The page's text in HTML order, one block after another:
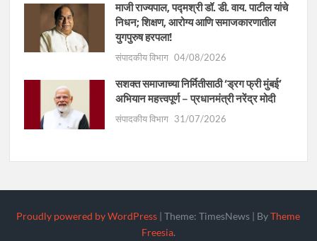
माजी राज्यपाल, पद्मश्री डॉ. डी. वाय. पाटील यांचे
निधन; शिक्षण, आरोग्य आणि समाजकारणातील
युगपुरुष हरपला!
संपादकीय विभाग 04/08/2026
सशक्त समाजाच्या निर्मितीसाठी ‘ड्रग फ्री मुंबई’
अभियान महत्त्वपूर्ण – प्रधानमंत्री नरेंद्र मोदी
संपादकीय विभाग 31/07/2026
Proudly powered by WordPress |Theme: TimesNews | ByTheme
Freesia.